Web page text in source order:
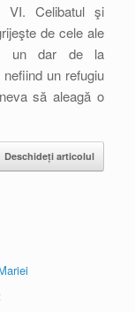
VI. Celibatul şi
de cele ale
un dar de la
un refugiu
să aleagă o
Deschideți articolul